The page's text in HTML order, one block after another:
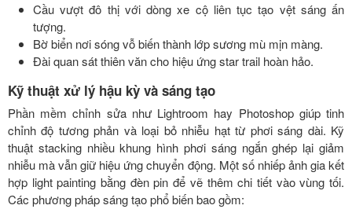
Cầu vượt đô thị với dòng xe cộ liên tục tạo vệt sáng ấn
tượng.
Bờ biển nơi sóng vỗ biến thành lớp sương mù mịn màng.
Đài quan sát thiên văn cho hiệu ứng star trail hoàn hảo.
Kỹ thuật xử lý hậu kỳ và sáng tạo
Phần mềm chỉnh sửa như Lightroom hay Photoshop giúp tinh
chỉnh độ tương phản và loại bỏ nhiễu hạt từ phơi sáng dài. Kỹ
thuật stacking nhiều khung hình phơi sáng ngắn ghép lại giảm
nhiễu mà vẫn giữ hiệu ứng chuyển động. Một số nhiếp ảnh gia kết
hợp light painting bằng đèn pin để vẽ thêm chi tiết vào vùng tối.
Các phương pháp sáng tạo phổ biến bao gồm: